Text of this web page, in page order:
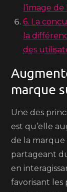
l’image
6. La
la
des
marque
Une des
est qu’elle
de la marque
partageant
en
favorisant